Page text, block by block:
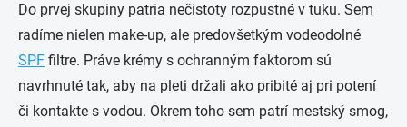
Do prvej skupiny patria nečistoty rozpustné v tuku. Sem
radíme nielen make-up, ale predovšetkým vodeodolné
SPF filtre. Práve krémy s ochranným faktorom sú
navrhnuté tak, aby na pleti držali ako pribité aj pri potení
či kontakte s vodou. Okrem toho sem patrí mestský smog,